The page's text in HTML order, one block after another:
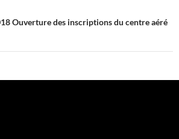
Ouverture des inscriptions du centre aéré